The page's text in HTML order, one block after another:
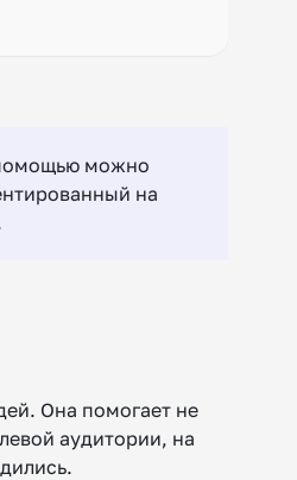
можно
на
Она помогает не
аудитории, на